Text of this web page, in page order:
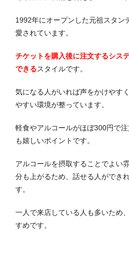
1992年にオープンした元祖スタン
愛されています。
チケットを購入後に注文するシス
できるスタイルです。
気になる人がいれば声をかけやす
やすい環境が整っています。
軽食やアルコールがほぼ300円で
も嬉しいポイントです。
アルコールを摂取することでよい
分も上がるため、話せる人ができ
す。
一人で来店している人も多いため
すめです。